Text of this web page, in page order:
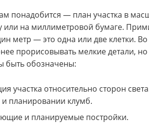
понадобится — план участка в
или на миллиметровой бумаге.
метр — это одна или две клетки.
прорисовывать мелкие детали,
быть обозначены:
участка относительно сторон
и планировании клумб.
и планируемые постройки.